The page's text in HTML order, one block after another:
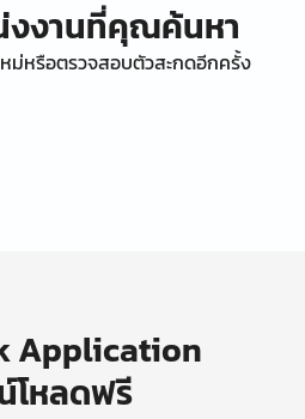
งงานที่คุณค้นหา
ม่หรือตรวจสอบตัวสะกดอีกครั้ง
Application
โหลดฟรี